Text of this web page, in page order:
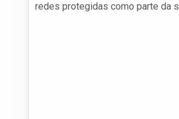
redes protegidas como parte da